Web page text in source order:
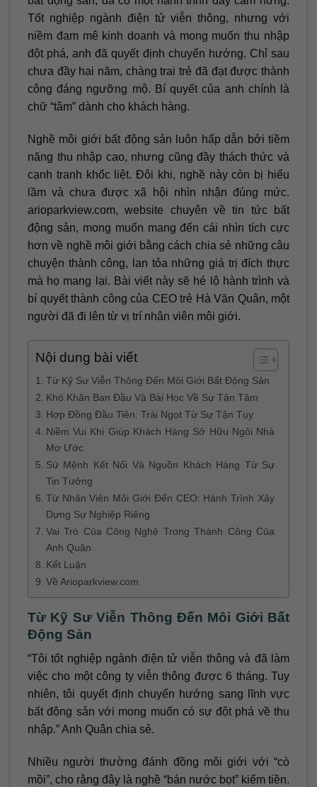
Tốt nghiệp ngành điện tử viễn thông, nhưng với
niềm đam mê kinh doanh và mong muốn thu nhập
đột phá, anh đã quyết định chuyển hướng. Chỉ sau
chưa đầy hai năm, chàng trai trẻ đã đạt được thành
công đáng ngưỡng mộ. Bí quyết của anh chính là
chữ “tâm” dành cho khách hàng.
Nghề môi giới bất động sản luôn hấp dẫn bởi tiềm
năng thu nhập cao, nhưng cũng đầy thách thức và
cạnh tranh khốc liệt. Đôi khi, nghề này còn bị hiểu
lầm và chưa được xã hội nhìn nhận đúng mức.
arioparkview.com, website chuyên về tin tức bất
động sản, mong muốn mang đến cái nhìn tích cực
hơn về nghề môi giới bằng cách chia sẻ những câu
chuyện thành công, lan tỏa những giá trị đích thực
mà họ mang lại. Bài viết này sẽ hé lộ hành trình và
bí quyết thành công của CEO trẻ Hà Văn Quân, một
người đã đi lên từ vị trí nhân viên môi giới.
Nội dung bài viết
Từ Kỹ Sư Viễn Thông Đến Môi Giới Bất Động Sản
Khó Khăn Ban Đầu Và Bài Học Về Sự Tận Tâm
Hợp Đồng Đầu Tiên: Trái Ngọt Từ Sự Tận Tụy
Niềm Vui Khi Giúp Khách Hàng Sở Hữu Ngôi Nhà
Mơ Ước
Sứ Mệnh Kết Nối Và Nguồn Khách Hàng Từ Sự
Tin Tưởng
Từ Nhân Viên Môi Giới Đến CEO: Hành Trình Xây
Dựng Sự Nghiệp Riêng
Vai Trò Của Công Nghệ Trong Thành Công Của
Anh Quân
Kết Luận
Về Arioparkview.com
Từ Kỹ Sư Viễn Thông Đến Môi Giới Bất
Động Sản
“Tôi tốt nghiệp ngành điện tử viễn thông và đã làm
việc cho một công ty viễn thông được 6 tháng. Tuy
nhiên, tôi quyết định chuyển hướng sang lĩnh vực
bất động sản với mong muốn có sự đột phá về thu
nhập.” Anh Quân chia sẻ.
Nhiều người thường đánh đồng môi giới với “cò
mồi”, cho rằng đây là nghề “bán nước bọt” kiếm tiền.